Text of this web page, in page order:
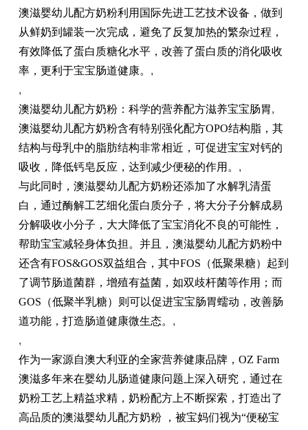
澳滋婴幼儿配方奶粉利用国际先进工艺技术设备，做到
从鲜奶到罐装一次完成，避免了反复加热的繁杂过程，
有效降低了蛋白质糖化水平，改善了蛋白质的消化吸收
率，更利于宝宝肠道健康。 ,
,
澳滋婴幼儿配方奶粉：科学的营养配方滋养宝宝肠胃,
澳滋婴幼儿配方奶粉含有特别强化配方OPO结构脂，其
结构与母乳中的脂肪结构非常相近，可促进宝宝对钙的
吸收，降低钙皂反应，达到减少便秘的作用。 ,
与此同时，澳滋婴幼儿配方奶粉还添加了水解乳清蛋
白，通过酶解工艺细化蛋白质分子，将大分子分解成易
分解吸收小分子，大大降低了宝宝消化不良的可能性，
帮助宝宝减轻身体负担。并且，澳滋婴幼儿配方奶粉中
还含有FOS&GOS双益组合，其中FOS（低聚果糖）起到
了调节肠道菌群，增殖有益菌，如双歧杆菌等作用；而
GOS（低聚半乳糖）则可以促进宝宝肠胃蠕动，改善肠
道功能，打造肠道健康微生态。 ,
,
作为一家源自澳大利亚的全家营养健康品牌，OZ Farm
澳滋多年来在婴幼儿肠道健康问题上深入研究，通过在
奶粉工艺上精益求精，奶粉配方上不断探索，打造出了
高品质的澳滋婴幼儿配方奶粉 ，被宝妈们视为“便秘宝